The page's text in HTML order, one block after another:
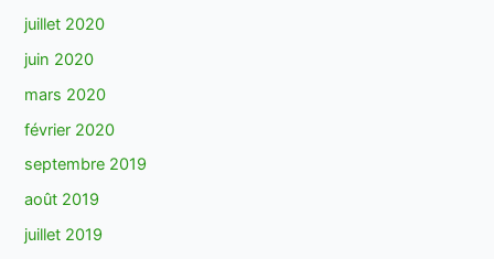
juillet 2020
juin 2020
mars 2020
février 2020
septembre 2019
août 2019
juillet 2019